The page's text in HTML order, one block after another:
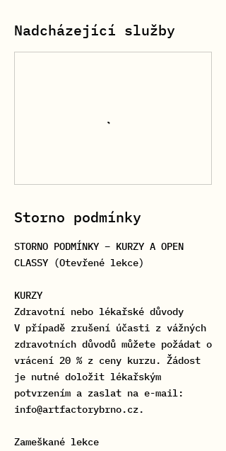
Nadcházející služby
Storno podmínky
STORNO PODMÍNKY – KURZY A OPEN
CLASSY (Otevřené lekce)
KURZY
Zdravotní nebo lékařské důvody
V případě zrušení účasti z vážných
zdravotních důvodů můžete požádat o
vrácení 20 % z ceny kurzu. Žádost
je nutné doložit lékařským
potvrzením a zaslat na e-mail:
info@artfactorybrno.cz.
Zameškané lekce